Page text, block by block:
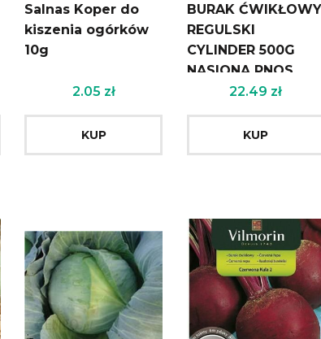
Salnas Koper do
kiszenia ogórków
10g
2.05 zł
KUP
BURAK ĆWIKŁOWY
REGULSKI
CYLINDER 500G
NASIONA PNOS
22.49 zł
KUP